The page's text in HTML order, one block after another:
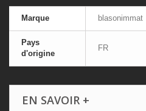
Marque blasonimmat
Pays
d'origine
FR
EN SAVOIR +